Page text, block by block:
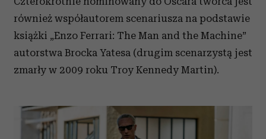
również współautorem scenariusza na podstawie
książki „Enzo Ferrari: The Man and the Machine”
autorstwa Brocka Yatesa (drugim scenarzystą jest
zmarły w 2009 roku Troy Kennedy Martin).